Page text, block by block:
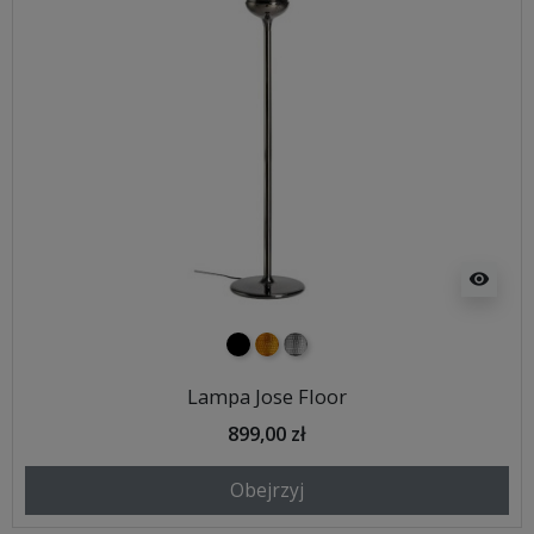
visibility
czarny
złotysrebrny
Lampa Jose Floor
899,00 zł
Obejrzyj